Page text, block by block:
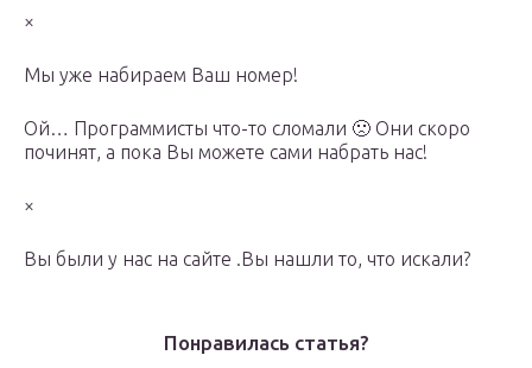
×
Мы уже набираем Ваш номер!
Ой… Программисты что-то сломали 🙁 Они скоро
починят, а пока Вы можете сами набрать нас!
×
Вы были у нас на сайте .Вы нашли то, что искали?
Понравилась статья?